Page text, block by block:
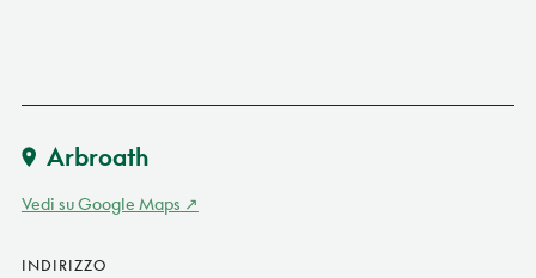
Arbroath
Vedi su Google Maps
INDIRIZZO